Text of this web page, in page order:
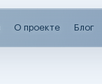
О проекте Блог